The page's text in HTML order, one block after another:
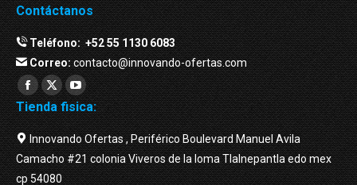
Contáctanos
Teléfono:+52 55 1130 6083
Correo:contacto@innovando-ofertas.com
Facebook
page
opens
in
new
Twitter
page
opens
in
new
YouTube
page
opens
in
new
Tienda fisica:
Innovando Ofertas , Periférico Boulevard Manuel Avila
Camacho #21 colonia Viveros de la loma Tlalnepantla edo mex
cp 54080